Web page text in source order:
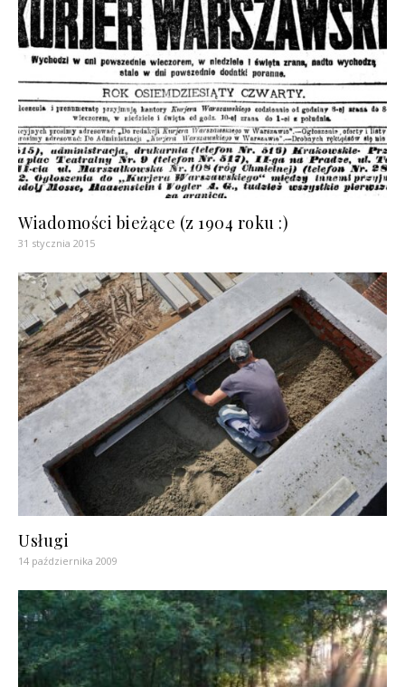
Wiadomości bieżące (z 1904 roku :)
31 stycznia 2015
Usługi
14 października 2009